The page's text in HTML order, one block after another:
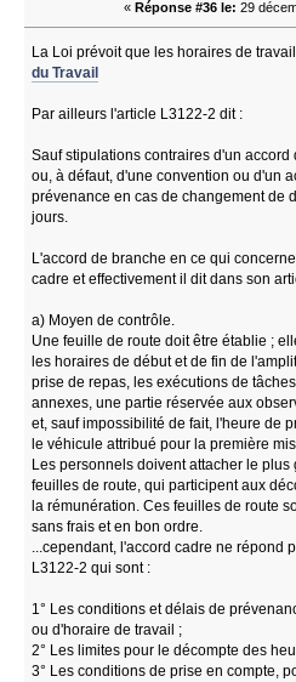
« Réponse #36 le: 29
La Loi prévoit que les horaires de
du Travail
Par ailleurs l'article L3122-2 dit :
Sauf stipulations contraires d'un
ou, à défaut, d'une convention ou d'un
prévenance en cas de changement de
jours.
L'accord de branche en ce qui
cadre et effectivement il dit dans son
a) Moyen de contrôle.
Une feuille de route doit être établie ;
les horaires de début et de fin de
prise de repas, les exécutions de
annexes, une partie réservée aux
et, sauf impossibilité de fait, l'heure de
le véhicule attribué pour la première
Les personnels doivent attacher le
feuilles de route, qui participent aux
la rémunération. Ces feuilles de route
sans frais et en bon ordre.
...cependant, l'accord cadre ne répond
L3122-2 qui sont :
1° Les conditions et délais de
ou d'horaire de travail ;
2° Les limites pour le décompte des
3° Les conditions de prise en compte,